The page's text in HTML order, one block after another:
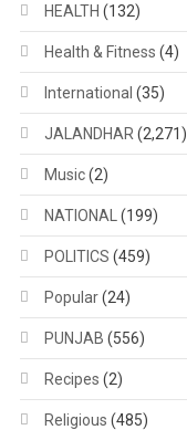
HEALTH (132)
Health & Fitness (4)
International (35)
JALANDHAR (2,271)
Music(2)
NATIONAL (199)
POLITICS (459)
Popular(24)
PUNJAB (556)
Recipes (2)
Religious (485)